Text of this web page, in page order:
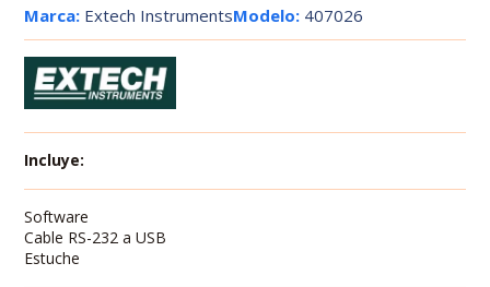
Marca: Extech InstrumentsModelo: 407026
Incluye:
Software
Cable RS-232 a USB
Estuche